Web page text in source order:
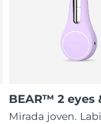
BEAR™ 2 eyes
Mirada joven.